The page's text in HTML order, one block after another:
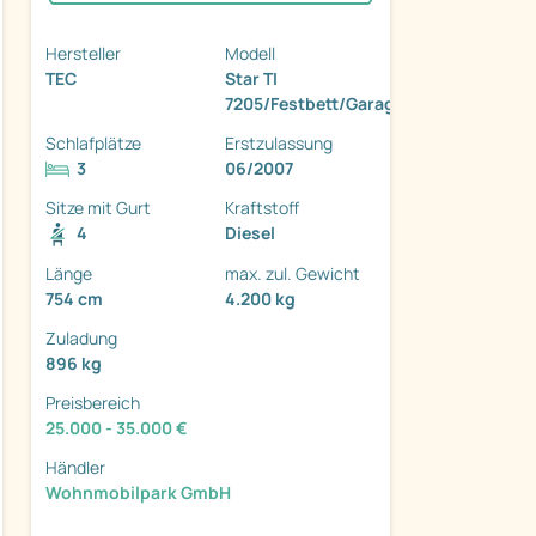
Hersteller
TEC
Modell
Star TI
7205/Festbett/Garage/Solar/Markise
Schlafplätze
3
Erstzulassung
06/2007
Sitze mit Gurt
4
Kraftstoff
Diesel
Länge
754 cm
max. zul. Gewicht
4.200 kg
Zuladung
896 kg
Preisbereich
25.000 - 35.000 €
Händler
Wohnmobilpark GmbH